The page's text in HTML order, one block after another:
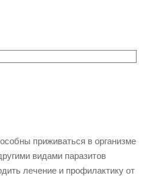
приживаться в организме
видами паразитов
лечение и профилактику от